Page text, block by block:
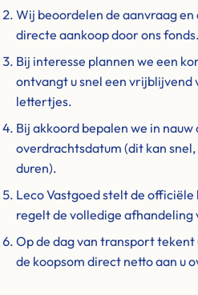
Wij beoordelen de aanvraag
directe aankoop door ons fonds.
Bij interesse plannen we een
ontvangt u snel een vrijblijvend
lettertjes.
Bij akkoord bepalen we in
overdrachtsdatum (dit kan
duren).
Leco Vastgoed stelt de
regelt de volledige afhandeling
Op de dag van transport
de koopsom direct netto aan u